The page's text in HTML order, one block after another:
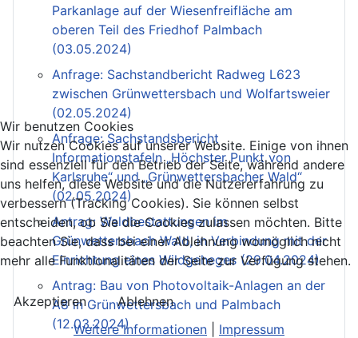
Parkanlage auf der Wiesenfreifläche am
oberen Teil des Friedhof Palmbach
(03.05.2024)
Anfrage: Sachstandbericht Radweg L623
zwischen Grünwettersbach und Wolfartsweier
(02.05.2024)
Anfrage: Sachstandsbericht
Informationstafeln „Höchster Punkt von
Karlsruhe“ und „Grünwettersbacher Wald“
(02.05.2024)
Antrag: Waldbestattungen im
Grünwettersbach Wald, in Verbindung mit der
Einrichtung eines Wildgeheges (29.04.2024)
Antrag: Bau von Photovoltaik-Anlagen an der
A8 in Grünwettersbach und Palmbach
(12.03.2024)
Wir benutzen Cookies
Wir nutzen Cookies auf unserer Website. Einige von ihnen
sind essenziell für den Betrieb der Seite, während andere
uns helfen, diese Website und die Nutzererfahrung zu
verbessern (Tracking Cookies). Sie können selbst
entscheiden, ob Sie die Cookies zulassen möchten. Bitte
beachten Sie, dass bei einer Ablehnung womöglich nicht
mehr alle Funktionalitäten der Seite zur Verfügung stehen.
Akzeptieren
Ablehnen
Weitere Informationen
Impressum